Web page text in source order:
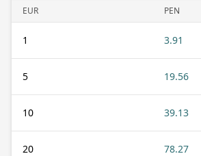
EUR PEN
1 3.91
5 19.56
10 39.13
20 78.27